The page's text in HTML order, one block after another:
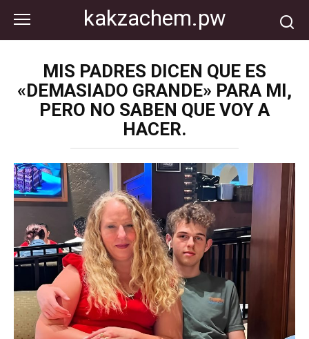
контенту
kakzachem.pw
MIS PADRES DICEN QUE ES
«DEMASIADO GRANDE» PARA MI,
PERO NO SABEN QUE VOY A
HACER.